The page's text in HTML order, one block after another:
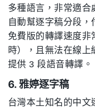
多種語言，非常適合
自動幫逐字稿分段
免費版的轉譯速度非
時），且無法在線上
提供 3 段語音轉譯。
6. 雅婷逐字稿
台灣本土知名的中文